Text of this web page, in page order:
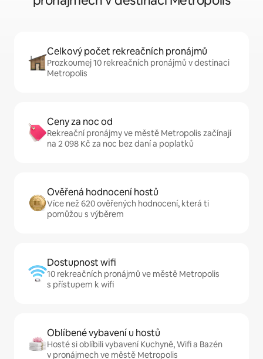
Celkový počet rekreačních pronájmů
Prozkoumej 10 rekreačních pronájmů v destinaci
Metropolis
Ceny za noc od
Rekreační pronájmy ve městě Metropolis začínají
na 2 098 Kč za noc bez daní a poplatků
Ověřená hodnocení hostů
Více než 620 ověřených hodnocení, která ti
pomůžou s výběrem
Dostupnost wifi
10 rekreačních pronájmů ve městě Metropolis
s přístupem k wifi
Oblíbené vybavení u hostů
Hosté si oblíbili vybavení Kuchyně, Wifi a Bazén
v pronájmech ve městě Metropolis